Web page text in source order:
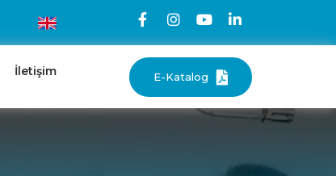
İletişim E-Katalog